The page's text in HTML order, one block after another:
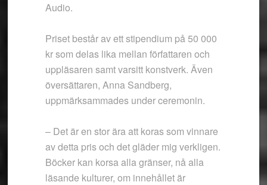
Audio.
Priset består av ett stipendium på 50 000
kr som delas lika mellan författaren och
uppläsaren samt varsitt konstverk. Även
översättaren, Anna Sandberg,
uppmärksammades under ceremonin.
– Det är en stor ära att koras som vinnare
av detta pris och det gläder mig verkligen.
Böcker kan korsa alla gränser, nå alla
läsande kulturer, om innehållet är